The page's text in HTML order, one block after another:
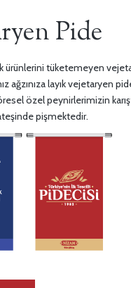
Pide
ürünlerini tüketemeyen
ağzınıza layık vejetaryen
özel peynirlerimizin
pişmektedir.